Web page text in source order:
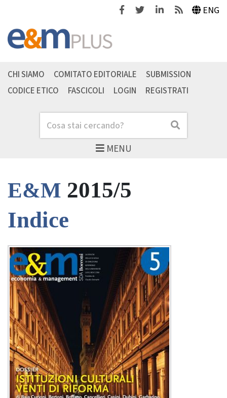
FacebookTwitterLinkedinFeeds ENG
MENU
Cerca Cerca
CHI SIAMO COMITATO EDITORIALE
SUBMISSION
CODICE ETICO
FASCICOLI LOGIN REGISTRATI
E&M 2015/5
Indice